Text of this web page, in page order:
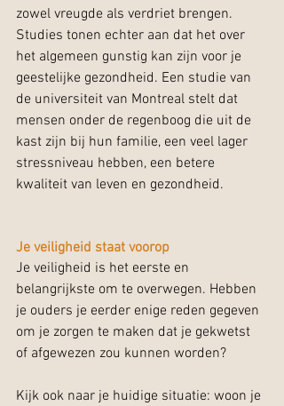
zowel vreugde als verdriet brengen.
Studies tonen echter aan dat het over
het algemeen gunstig kan zijn voor je
geestelijke gezondheid. Een studie van
de universiteit van Montreal stelt dat
mensen onder de regenboog die uit de
kast zijn bij hun familie, een veel lager
stressniveau hebben, een betere
kwaliteit van leven en gezondheid.
Je veiligheid staat voorop
Je veiligheid is het eerste en
belangrijkste om te overwegen. Hebben
je ouders je eerder enige reden gegeven
om je zorgen te maken dat je gekwetst
of afgewezen zou kunnen worden?
Kijk ook naar je huidige situatie: woon je